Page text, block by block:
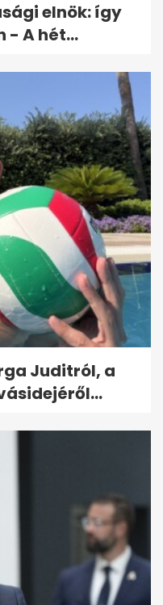
elnök: így
- A hét...
Juditról, a